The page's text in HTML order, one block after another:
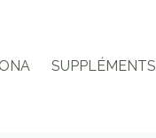
SUPPLÉMENTS